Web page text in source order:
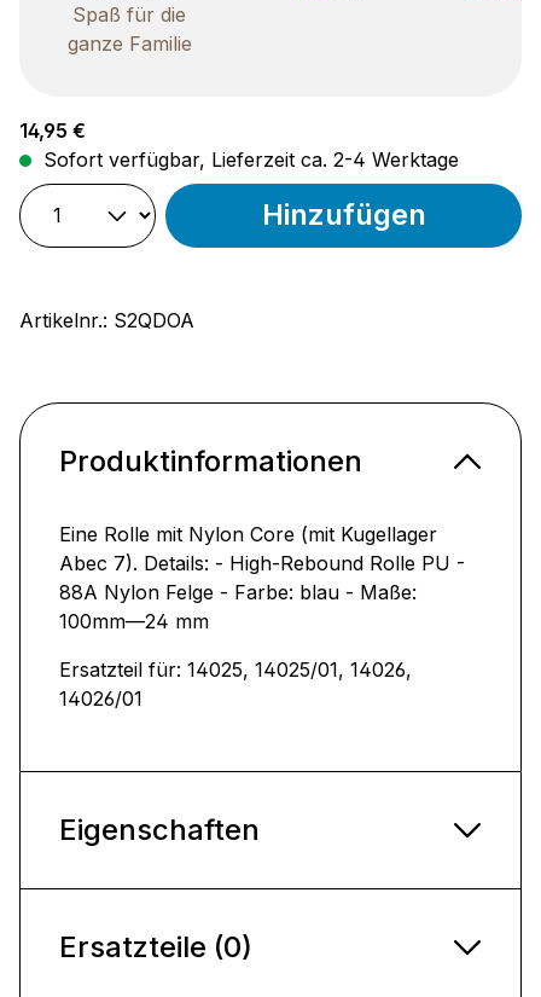
Spaß für die
ganze Familie
Regulärer Preis:
14,95 €
Sofort verfügbar, Lieferzeit ca. 2-4 Werktage
Hinzufügen
Artikelnr.: S2QDOA
Produktinformationen
Eine Rolle mit Nylon Core (mit Kugellager
Abec 7). Details: - High-Rebound Rolle PU -
88A Nylon Felge - Farbe: blau - Maße:
100mm—24 mm
Ersatzteil für: 14025, 14025/01, 14026,
14026/01
Eigenschaften
Ersatzteile (0)